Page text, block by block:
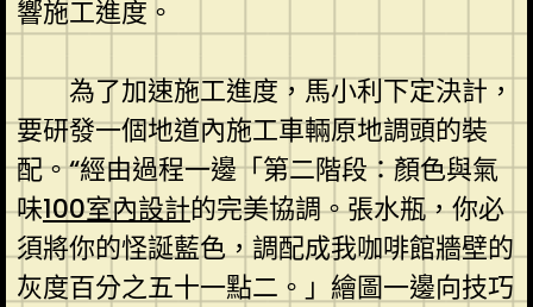
響施工進度。
為了加速施工進度，馬小利下定決計，
要研發一個地道內施工車輛原地調頭的裝
配。“經由過程一邊「第二階段：顏色與氣
味100室內設計的完美協調。張水瓶，你必
須將你的怪誕藍色，調配成我咖啡館牆壁的
灰度百分之五十一點二。」繪圖一邊向技巧